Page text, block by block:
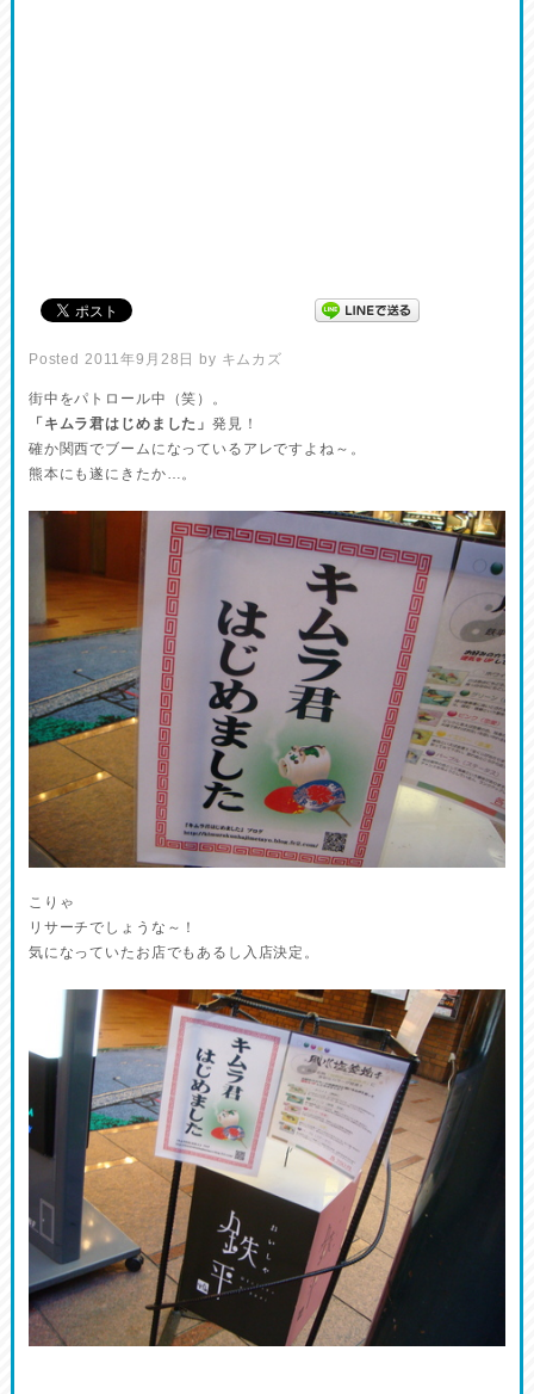
Posted 2011年9月28日 by キムカズ
街中をパトロール中（笑）。
「キムラ君はじめました」発見！
確か関西でブームになっているアレですよね～。
熊本にも遂にきたか…。
こりゃ
リサーチでしょうな～！
気になっていたお店でもあるし入店決定。